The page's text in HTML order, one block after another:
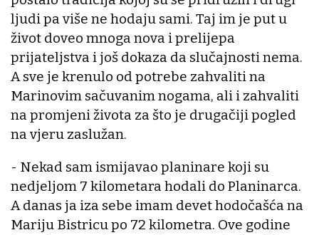
ljudi pa više ne hodaju sami. Taj im je put u
život doveo mnoga nova i prelijepa
prijateljstva i još dokaza da slučajnosti nema.
A sve je krenulo od potrebe zahvaliti na
Marinovim sačuvanim nogama, ali i zahvaliti
na promjeni života za što je drugačiji pogled
na vjeru zaslužan.
- Nekad sam ismijavao planinare koji su
nedjeljom 7 kilometara hodali do Planinarca.
A danas ja iza sebe imam devet hodočašća na
Mariju Bistricu po 72 kilometra. Ove godine